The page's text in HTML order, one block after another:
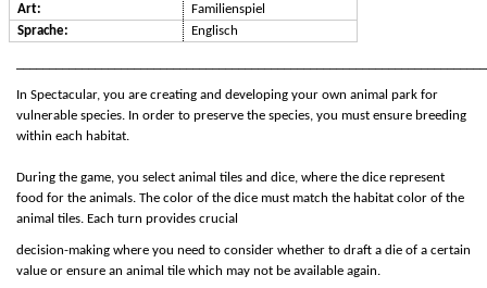
Art:
Familienspiel
Sprache:
Englisch
In Spectacular, you are creating and developing your own animal park for
vulnerable species. In order to preserve the species, you must ensure breeding
within each habitat.
During the game, you select animal tiles and dice, where the dice represent
food for the animals. The color of the dice must match the habitat color of the
animal tiles. Each turn provides crucial
decision-making where you need to consider whether to draft a die of a certain
value or ensure an animal tile which may not be available again.